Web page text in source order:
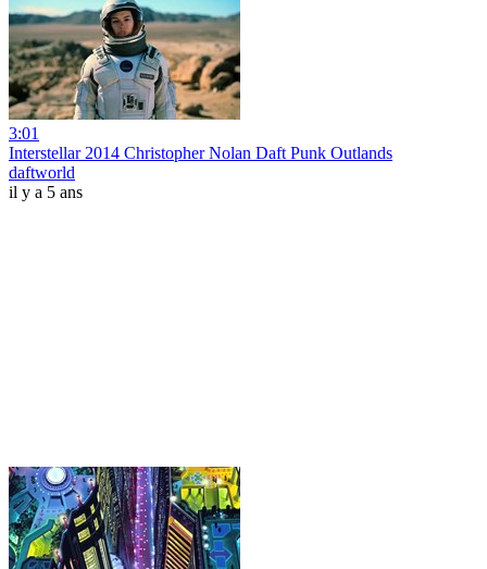
3:01
Interstellar 2014 Christopher Nolan Daft Punk Outlands
daftworld
il y a 5 ans